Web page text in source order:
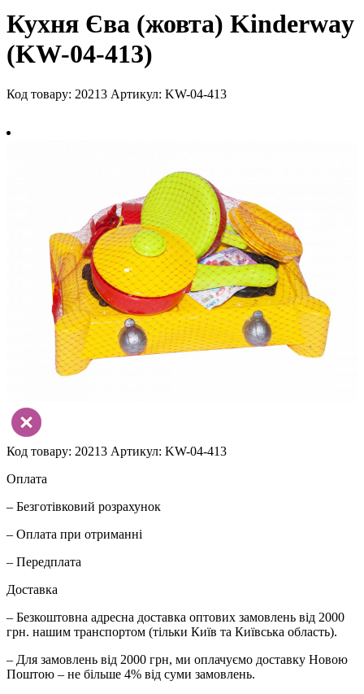
Кухня Єва (жовта) Kinderway
(KW-04-413)
Код товару: 20213 Артикул: KW-04-413
Код товару: 20213 Артикул: KW-04-413
Оплата
– Безготівковий розрахунок
– Оплата при отриманні
– Передплата
Доставка
– Безкоштовна адресна доставка оптових замовлень від 2000
грн. нашим транспортом (тільки Київ та Київська область).
– Для замовлень від 2000 грн, ми оплачуємо доставку Новою
Поштою – не більше 4% від суми замовлень.